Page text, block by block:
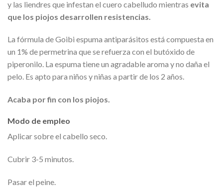
y las liendres que infestan el cuero cabelludo mientras evita
que los piojos desarrollen resistencias.
La fórmula de Goibi espuma antiparásitos está compuesta en
un 1% de permetrina que se refuerza con el butóxido de
piperonilo. La espuma tiene un agradable aroma y no daña el
pelo. Es apto para niños y niñas a partir de los 2 años.
Acaba por fin con los piojos.
Modo de empleo
Aplicar sobre el cabello seco.
Cubrir 3-5 minutos.
Pasar el peine.